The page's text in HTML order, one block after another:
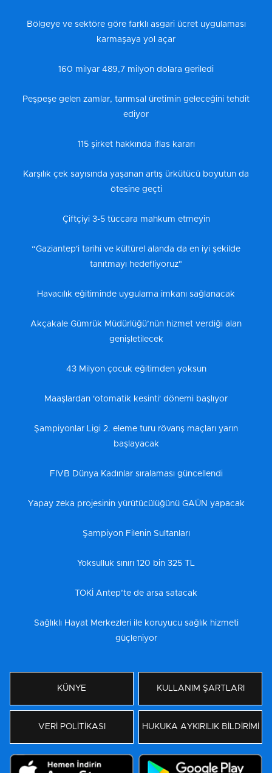
Bölgeye ve sektöre göre farklı asgari ücret uygulaması
karmaşaya yol açar
160 milyar 489,7 milyon dolara geriledi
Peşpeşe gelen zamlar, tarımsal üretimin geleceğini tehdit
ediyor
115 şirket hakkında iflas kararı
Karşılık çek sayısında yaşanan artış ürkütücü boyutun da
ötesine geçti
Çiftçiyi 3-5 tüccara mahkum etmeyin
“Gaziantep'i tarihi ve kültürel alanda da en iyi şekilde
tanıtmayı hedefliyoruz"
Havacılık eğitiminde uygulama imkanı sağlanacak
Akçakale Gümrük Müdürlüğü’nün hizmet verdiği alan
genişletilecek
43 Milyon çocuk eğitimden yoksun
Maaşlardan 'otomatik kesinti' dönemi başlıyor
Şampiyonlar Ligi 2. eleme turu rövanş maçları yarın
başlayacak
FIVB Dünya Kadınlar sıralaması güncellendi
Yapay zeka projesinin yürütücülüğünü GAÜN yapacak
Şampiyon Filenin Sultanları
Yoksulluk sınırı 120 bin 325 TL
TOKİ Antep’te de arsa satacak
Sağlıklı Hayat Merkezleri ile koruyucu sağlık hizmeti
güçleniyor
KÜNYE KULLANIM ŞARTLARI
VERİ POLİTİKASI HUKUKA AYKIRILIK BİLDİRİMİ